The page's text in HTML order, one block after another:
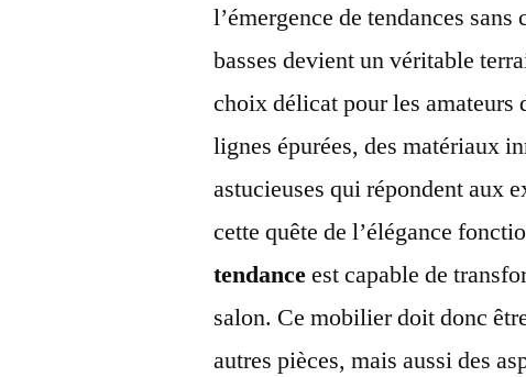
l’émergence de tendances sans
basses devient un véritable
choix délicat pour les amateurs
lignes épurées, des matériaux
astucieuses qui répondent aux
cette quête de l’élégance
tendanceest capable de
salon. Ce mobilier doit donc
autres pièces, mais aussi des